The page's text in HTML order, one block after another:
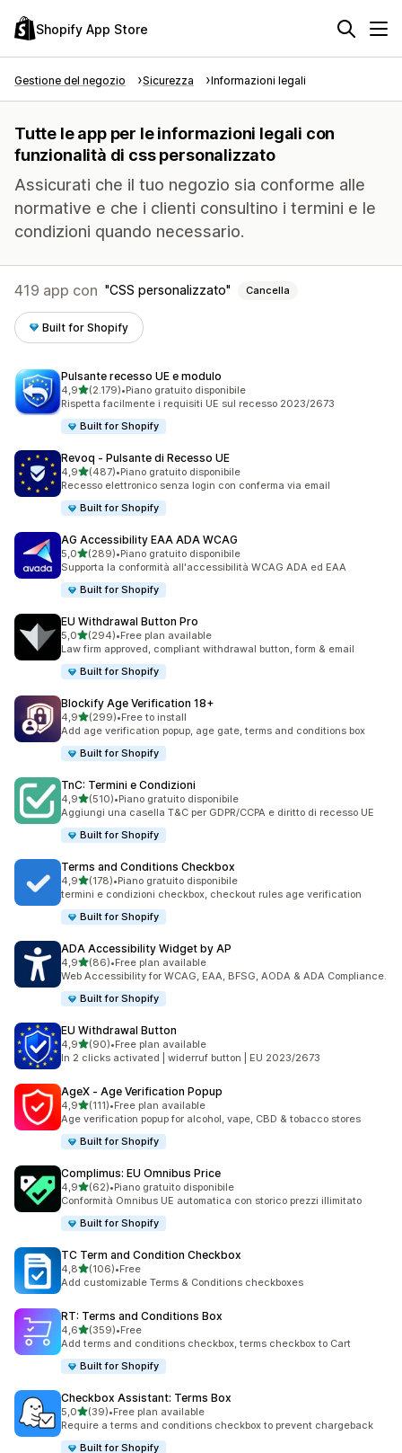
Shopify App Store
Gestione del negozio Sicurezza Informazioni legali
Tutte le app per le informazioni legali con
funzionalità di css personalizzato
Assicurati che il tuo negozio sia conforme alle
normative e che i clienti consultino i termini e le
condizioni quando necessario.
419 app con CSS personalizzato Cancella
Built for Shopify
Pulsante recesso UE e modulo
4,9stelle su 5
(2.179)
2179 recensioni totali
•Piano gratuito disponibile
Rispetta facilmente i requisiti UE sul recesso 2023/2673
Built for Shopify
Revoq ‑ Pulsante di Recesso UE
4,9stelle su 5
(487)
487 recensioni totali
•Piano gratuito disponibile
Recesso elettronico senza login con conferma via email
Built for Shopify
AG Accessibility EAA ADA WCAG
5,0stelle su 5
(289)
289 recensioni totali
•Piano gratuito disponibile
Supporta la conformità all'accessibilità WCAG ADA ed EAA
Built for Shopify
EU Withdrawal Button Pro
5,0stelle su 5
(294)
294 recensioni totali
•Free plan available
Law firm approved, compliant withdrawal button, form & email
Built for Shopify
Blockify Age Verification 18+
4,9stelle su 5
(299)
299 recensioni totali
•Free to install
Add age verification popup, age gate, terms and conditions box
Built for Shopify
TnC: Termini e Condizioni
4,9stelle su 5
(510)
510 recensioni totali
•Piano gratuito disponibile
Aggiungi una casella T&C per GDPR/CCPA e diritto di recesso UE
Built for Shopify
Terms and Conditions Checkbox
4,9stelle su 5
(178)
178 recensioni totali
•Piano gratuito disponibile
termini e condizioni checkbox, checkout rules age verification
Built for Shopify
ADA Accessibility Widget by AP
4,9stelle su 5
(86)
86 recensioni totali
•Free plan available
Web Accessibility for WCAG, EAA, BFSG, AODA & ADA Compliance.
Built for Shopify
EU Withdrawal Button
4,9stelle su 5
(90)
90 recensioni totali
•Free plan available
In 2 clicks activated | widerruf button | EU 2023/2673
AgeX ‑ Age Verification Popup
4,9stelle su 5
(111)
111 recensioni totali
•Free plan available
Age verification popup for alcohol, vape, CBD & tobacco stores
Built for Shopify
Complimus: EU Omnibus Price
4,9stelle su 5
(62)
62 recensioni totali
•Piano gratuito disponibile
Conformità Omnibus UE automatica con storico prezzi illimitato
Built for Shopify
TC Term and Condition Checkbox
4,8stelle su 5
(106)
106 recensioni totali
•Free
Add customizable Terms & Conditions checkboxes
RT: Terms and Conditions Box
4,6stelle su 5
(359)
359 recensioni totali
•Free
Add terms and conditions checkbox, terms checkbox to Cart
Built for Shopify
Checkbox Assistant: Terms Box
5,0stelle su 5
(39)
39 recensioni totali
•Free plan available
Require a terms and conditions checkbox to prevent chargeback
Built for Shopify